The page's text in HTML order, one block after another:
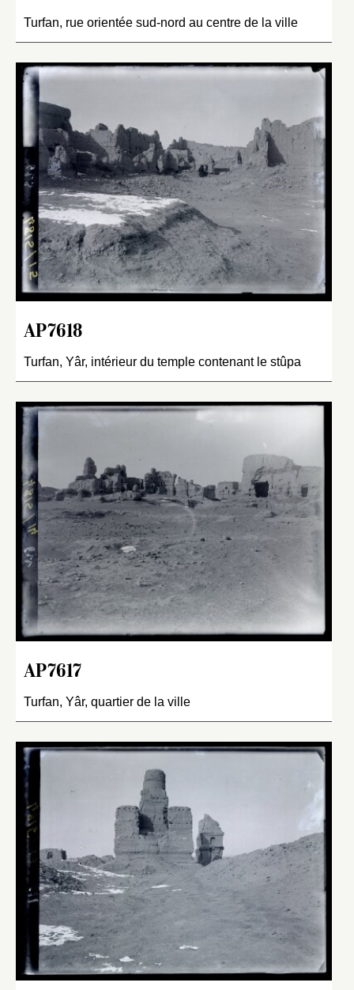
Turfan, rue orientée sud-nord au centre de la ville
AP7618
Turfan, Yâr, intérieur du temple contenant le stûpa
AP7617
Turfan, Yâr, quartier de la ville